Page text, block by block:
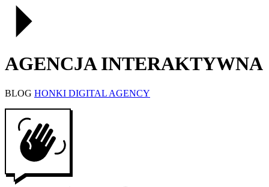
AGENCJA INTERAKTYWNA
BLOG HONKI DIGITAL AGENCY